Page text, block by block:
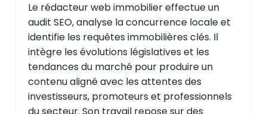
Le rédacteur web immobilier effectue un
audit SEO, analyse la concurrence locale et
identifie les requêtes immobilières clés. Il
intègre les évolutions législatives et les
tendances du marché pour produire un
contenu aligné avec les attentes des
investisseurs, promoteurs et professionnels